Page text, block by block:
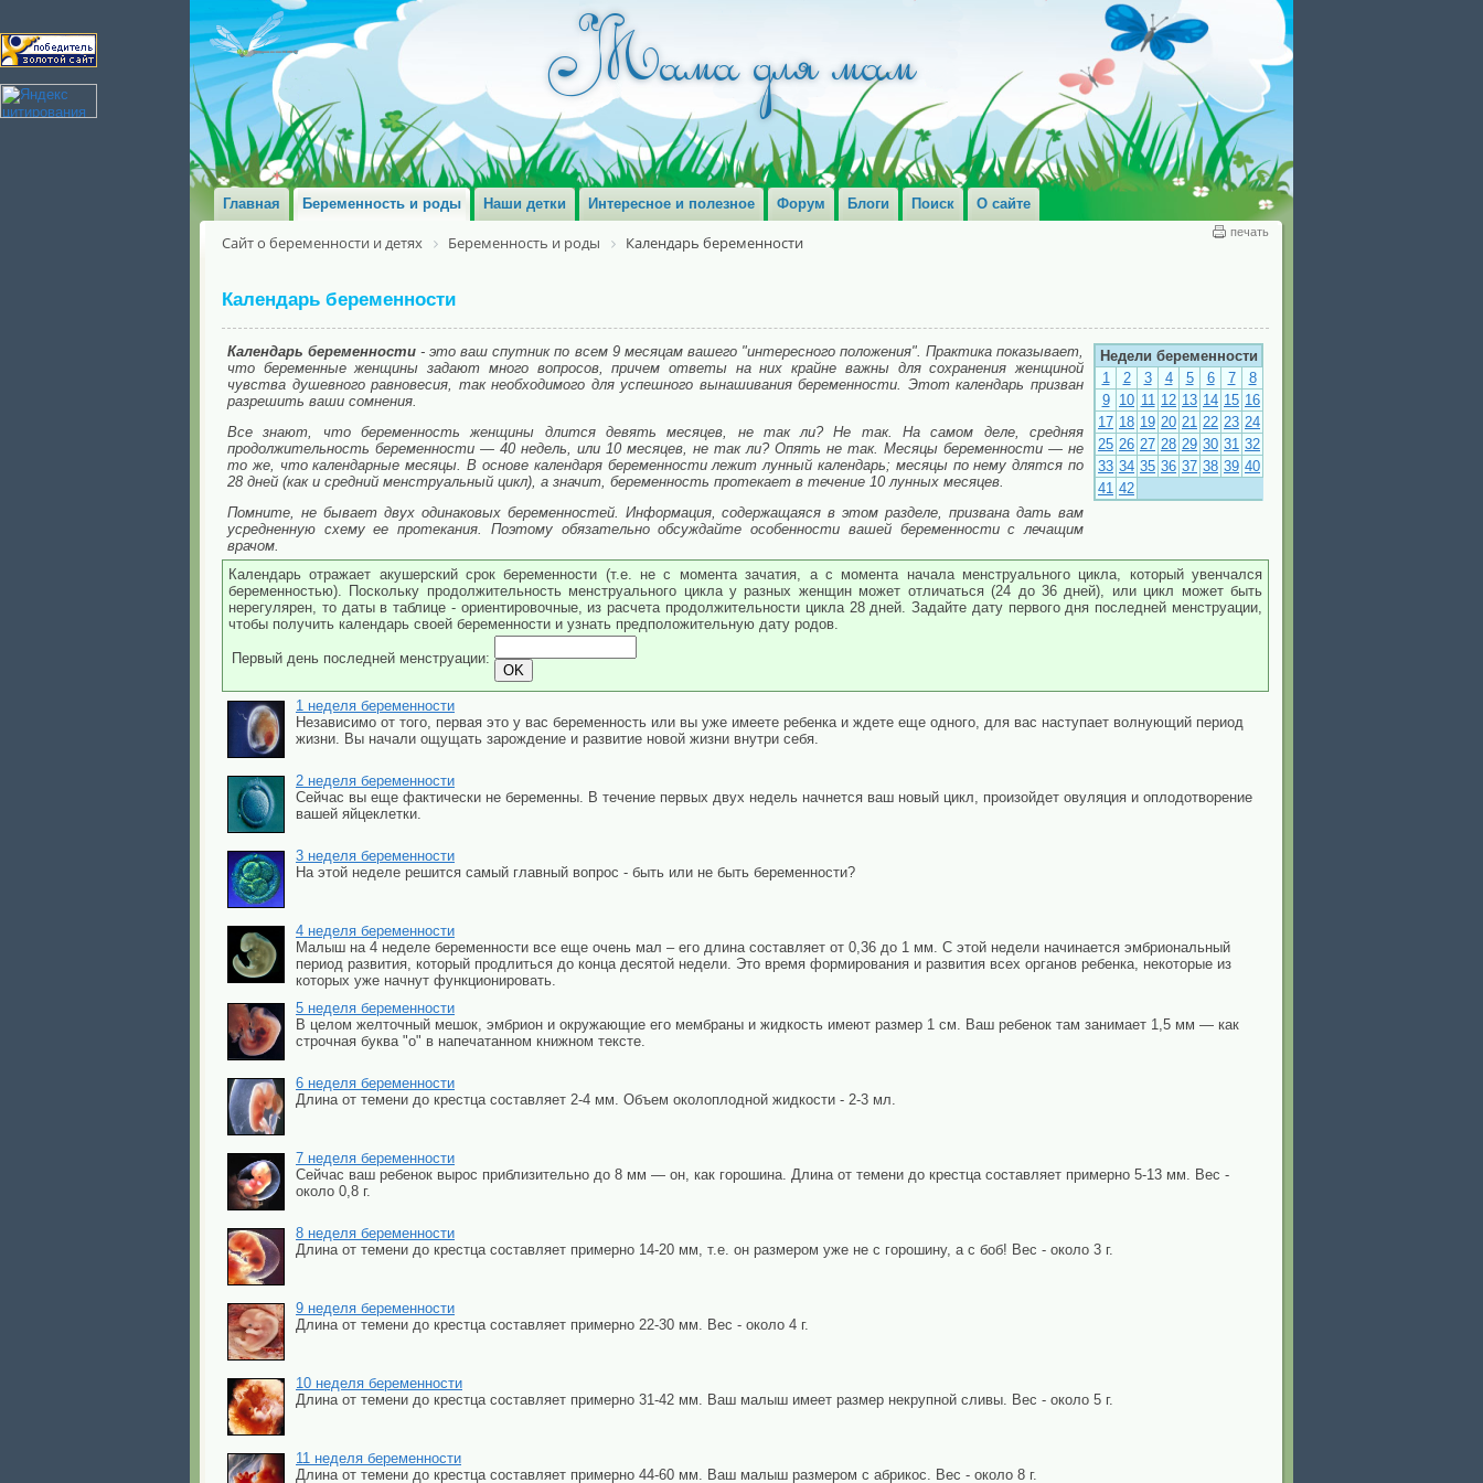
Главная Беременность и роды Наши детки Интересное и полезное Форум Блоги Поиск О сайте
печать
Сайт о беременности и детях Беременность и роды Календарь беременности
Календарь беременности
Календарь беременности - это ваш спутник по всем 9 месяцам вашего "интересного положения". Практика показывает,
что беременные женщины задают много вопросов, причем ответы на них крайне важны для сохранения женщиной
чувства душевного равновесия, так необходимого для успешного вынашивания беременности. Этот календарь призван
разрешить ваши сомнения.
Все знают, что беременность женщины длится девять месяцев, не так ли? Не так. На самом деле, средняя
продолжительность беременности — 40 недель, или 10 месяцев, не так ли? Опять не так. Месяцы беременности — не
то же, что календарные месяцы. В основе календаря беременности лежит лунный календарь; месяцы по нему длятся по
28 дней (как и средний менструальный цикл), а значит, беременность протекает в течение 10 лунных месяцев.
Помните, не бывает двух одинаковых беременностей. Информация, содержащаяся в этом разделе, призвана дать вам
усредненную схему ее протекания. Поэтому обязательно обсуждайте особенности вашей беременности с лечащим
врачом.
Недели беременности
1
2 3 4 5 6 7
8
9
10 11 12 13 14 15 16
17 18 19 20 21 22 23 24
25 26 27 28 29 30 31 32
33 34 35 36 37 38 39 40
41 42
Календарь отражает акушерский срок беременности (т.е. не с момента зачатия, а с момента начала менструального цикла, который увенчался
беременностью). Поскольку продолжительность менструального цикла у разных женщин может отличаться (24 до 36 дней), или цикл может быть
нерегулярен, то даты в таблице - ориентировочные, из расчета продолжительности цикла 28 дней. Задайте дату первого дня последней менструации,
чтобы получить календарь своей беременности и узнать предположительную дату родов.
Первый день последней менструации:
1 неделя беременности
Независимо от того, первая это у вас беременность или вы уже имеете ребенка и ждете еще одного, для вас наступает волнующий период
жизни. Вы начали ощущать зарождение и развитие новой жизни внутри себя.
2 неделя беременности
Сейчас вы еще фактически не беременны. В течение первых двух недель начнется ваш новый цикл, произойдет овуляция и оплодотворение
вашей яйцеклетки.
3 неделя беременности
На этой неделе решится самый главный вопрос - быть или не быть беременности?
4 неделя беременности
Малыш на 4 неделе беременности все еще очень мал – его длина составляет от 0,36 до 1 мм. С этой недели начинается эмбриональный
период развития, который продлиться до конца десятой недели. Это время формирования и развития всех органов ребенка, некоторые из
которых уже начнут функционировать.
5 неделя беременности
В целом желточный мешок, эмбрион и окружающие его мембраны и жидкость имеют размер 1 см. Ваш ребенок там занимает 1,5 мм — как
строчная буква "о" в напечатанном книжном тексте.
6 неделя беременности
Длина от темени до крестца составляет 2-4 мм. Объем околоплодной жидкости - 2-3 мл.
7 неделя беременности
Сейчас ваш ребенок вырос приблизительно до 8 мм — он, как горошина. Длина от темени до крестца составляет примерно 5-13 мм. Вес -
около 0,8 г.
8 неделя беременности
Длина от темени до крестца составляет примерно 14-20 мм, т.е. он размером уже не с горошину, а с боб! Вес - около 3 г.
9 неделя беременности
Длина от темени до крестца составляет примерно 22-30 мм. Вес - около 4 г.
10 неделя беременности
Длина от темени до крестца составляет примерно 31-42 мм. Ваш малыш имеет размер некрупной сливы. Вес - около 5 г.
11 неделя беременности
Длина от темени до крестца составляет примерно 44-60 мм. Ваш малыш размером с абрикос. Вес - около 8 г.